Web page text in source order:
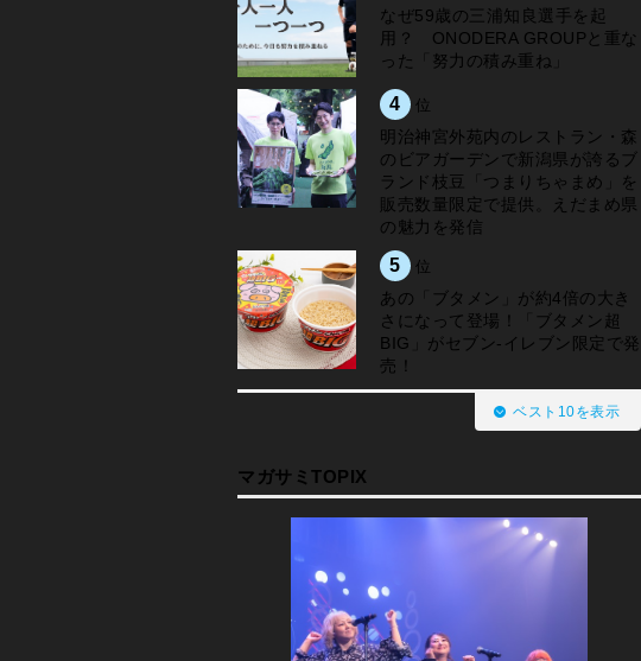
なぜ59歳の三浦知良選手を起
用？ ONODERA GROUPと重な
った「努力の積み重ね」
4 位
明治神宮外苑内のレストラン・森
のビアガーデンで新潟県が誇るブ
ランド枝豆「つまりちゃまめ」を
販売数量限定で提供。えだまめ県
の魅力を発信
5 位
あの「ブタメン」が約4倍の大き
さになって登場！「ブタメン超
BIG」がセブン‐イレブン限定で発
売！
ベスト10を表示
マガサミTOPIX